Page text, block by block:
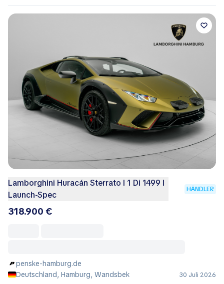
Lamborghini Huracán Sterrato I 1 Di 1499 I
Launch-Spec
HÄNDLER
318.900 €
penske-hamburg.de
Deutschland, Hamburg, Wandsbek
30 Juli 2026